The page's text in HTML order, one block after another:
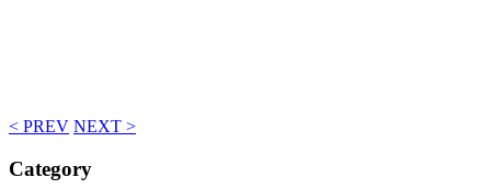
< PREV NEXT >
Category